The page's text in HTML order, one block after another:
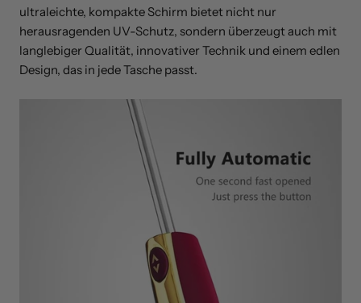
ultraleichte, kompakte Schirm bietet nicht nur
herausragenden UV-Schutz, sondern überzeugt auch mit
langlebiger Qualität, innovativer Technik und einem edlen
Design, das in jede Tasche passt.